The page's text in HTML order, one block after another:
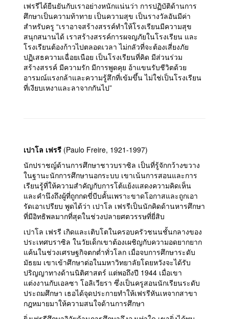
เฟรรีได้ยืนยันกับเราอย่างหนักแน่นว่า การปฏิบัติด้านการ
ศึกษาเป็นความท้าทาย เป็นความสุข เป็นรางวัลอันมีค่า
สำหรับครู “เราอาจสร้างสรรค์ทำให้โรงเรียนมีความสุข
สนุกสนานได้ เราสร้างสรรค์การผจญภัยในโรงเรียน และ
โรงเรียนต้องก้าวไปตลอดเวลา ไม่กลัวที่จะต้องเสี่ยงภัย
ปฏิเสธความเฉื่อยเนือย เป็นโรงเรียนที่คิด มีส่วนร่วม
สร้างสรรค์ มีความรัก มีการพูดคุย อ้าแขนรับชีวิตด้วย
อารมณ์แรงกล้าและความรู้สึกที่เข้มขึ้น ไม่ใช่เป็นโรงเรียน
ที่เงียบเหงาและลาจากกันไป”
เปาโล เฟรรี (Paulo Freire, 1921-1997)
นักปราชญ์ด้านการศึกษาชาวบราซิล เป็นที่รู้จักกว้างขวาง
ในฐานะนักการศึกษานอกระบบ เขาเน้นการสอนและการ
เรียนรู้ที่ให้ความสำคัญกับการโต้แย้งแสดงความคิดเห็น
และคำนึงถึงผู้ที่ถูกกดขี่บีบคั้นเพราะขาดโอกาสและถูกเอา
รัดเอาเปรียบ พูดได้ว่า เปาโล เฟรรีเป็นนักคิดด้านหารศึกษา
ที่มีอิทธิพลมากที่สุดในช่วงปลายศตวรรษที่ยี่สิบ
เปาโล เฟรรี เกิดและเติบโตในครอบครัวชนนชั้นกลางของ
ประเทศบราซิล ในวัยเด็กเขาต้องเผชิญกับความอดยากยาก
แค้นในช่วงเศรษฐกิจตกต่ำทั่วโลก เมื่อจบการศึกษาระดับ
มัธยม เขาเข้าศึกษาต่อในมหาวิทยาลัยโดยหวังจะได้รับ
ปริญญาทางด้านนิติศาสตร์ แต่พอถึงปี 1944 เมื่อเขา
แต่งงานกับเอลซา โอลิเวียรา ซึ่งเป็นครูสอนนักเรียนระดับ
ประถมศึกษา เธอได้จุดประกายทำให้เฟรรีหันเหจากสาขา
กฎหมายมาให้ความสนใจด้านการศึกษา